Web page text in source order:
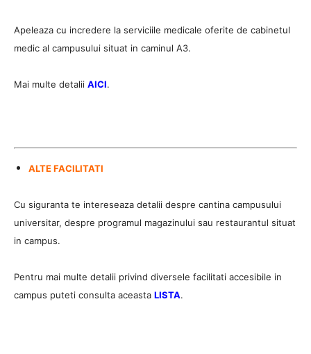
Apeleaza cu incredere la serviciile medicale oferite de cabinetul
medic al campusului situat in caminul A3.
Mai multe detalii AICI.
ALTE FACILITATI
Cu siguranta te intereseaza detalii despre cantina campusului
universitar, despre programul magazinului sau restaurantul situat
in campus.
Pentru mai multe detalii privind diversele facilitati accesibile in
campus puteti consulta aceasta LISTA.